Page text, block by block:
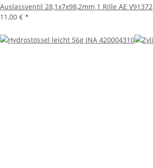
Auslassventil 28,1x7x98,2mm 1 Rille AE V91372
11,00 € *